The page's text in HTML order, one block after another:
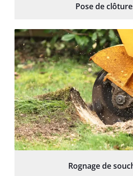
Pose de
Rognage de